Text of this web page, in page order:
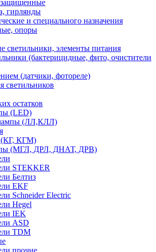
гирлянды
и специального назначения
опоры
светильники, элементы питания
(бактерицидные, фито, очистители
(датчики, фотореле)
светильников
остатков
(LED)
(ЛЛ,КЛЛ)
(КГ, КГМ)
(МГЛ, ДРЛ, ДНАТ, ДРВ)
STEKKER
Белтиз
EKF
Schneider Electric
Hegel
IEK
ASD
TDM
прочие